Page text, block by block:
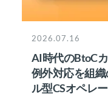
2026.07.16
AI時代のBtoC
例外対応を組
ル型CSオペレ